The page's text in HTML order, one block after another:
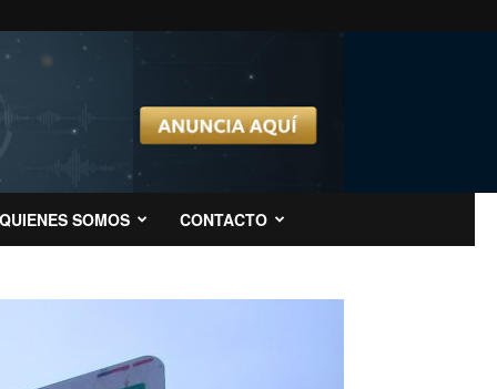
QUIENES SOMOS CONTACTO